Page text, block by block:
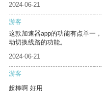
2024-06-21
游客
这款加速器app的功能有点单一
动切换线路的功能。
2024-06-21
游客
超棒啊 好用